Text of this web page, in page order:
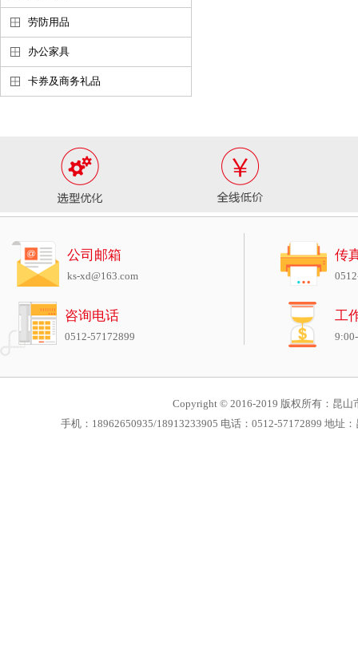
劳防用品
办公家具
卡券及商务礼品
公司邮箱
ks-xd@163.com
咨询电话
0512-57172899
传
工
Copyright © 2016-2019 版权所有：昆山
手机：18962650935/18913233905 电话：0512-57172899 地址